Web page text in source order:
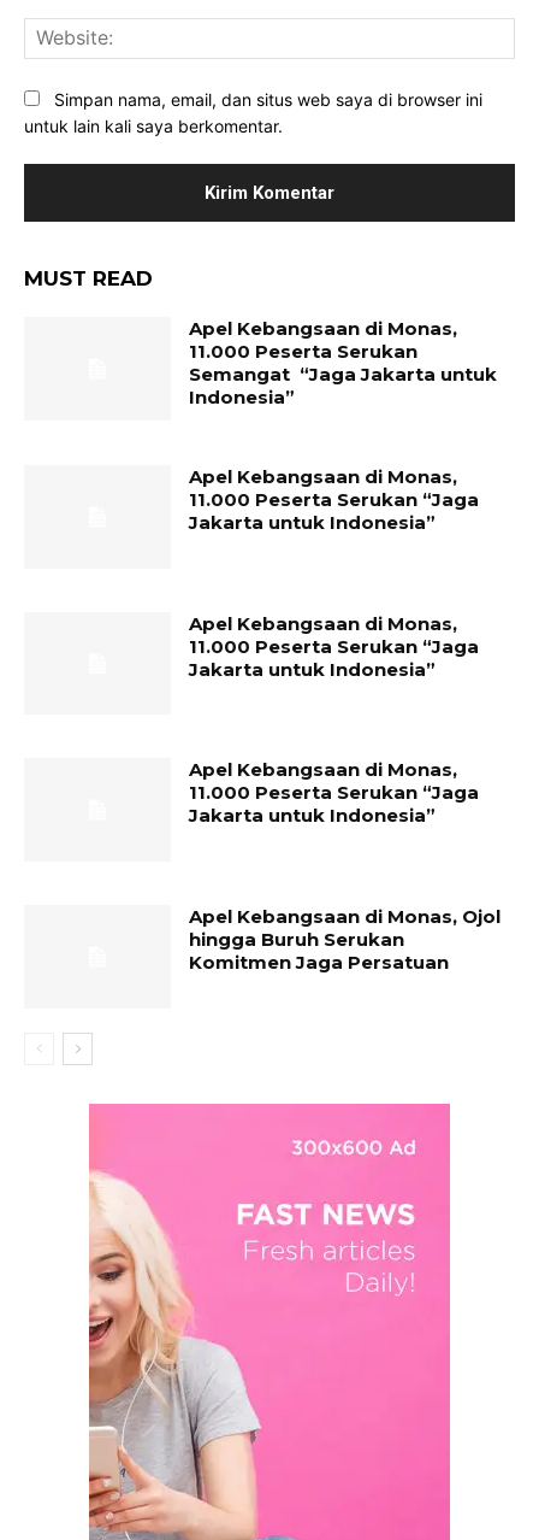
Simpan nama, email, dan situs web saya di browser ini
untuk lain kali saya berkomentar.
MUST READ
Apel Kebangsaan di Monas,
11.000 Peserta Serukan
Semangat “Jaga Jakarta untuk
Indonesia”
Apel Kebangsaan di Monas,
11.000 Peserta Serukan “Jaga
Jakarta untuk Indonesia”
Apel Kebangsaan di Monas,
11.000 Peserta Serukan “Jaga
Jakarta untuk Indonesia”
Apel Kebangsaan di Monas,
11.000 Peserta Serukan “Jaga
Jakarta untuk Indonesia”
Apel Kebangsaan di Monas, Ojol
hingga Buruh Serukan
Komitmen Jaga Persatuan